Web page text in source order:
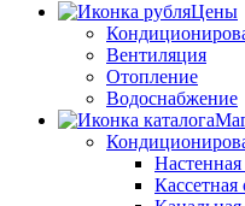
Цены
Вентиляция
Отопление
Водоснабжение
Кассетная